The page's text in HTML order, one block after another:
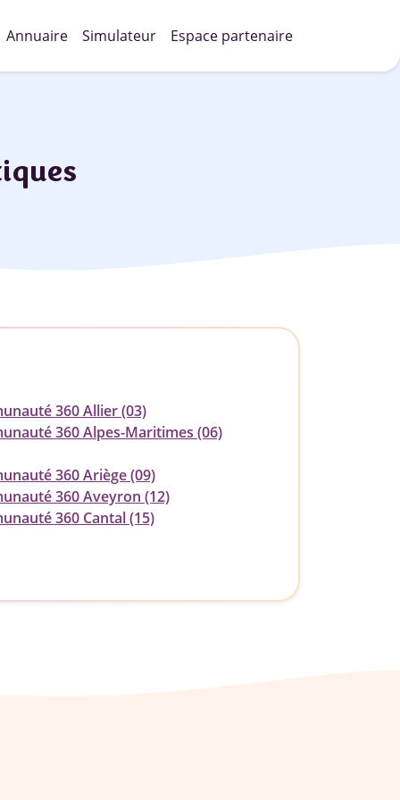
Annuaire Simulateur Espace partenaire
360 Allier (03)
360 Alpes-Maritimes (06)
360 Ariège (09)
360 Aveyron (12)
360 Cantal (15)